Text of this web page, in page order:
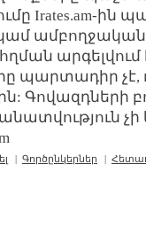
Irates.am-ին
ամբողջական
հղման
պարտադիր չէ,
Գովազդների
չի
| Գործընկերներ |